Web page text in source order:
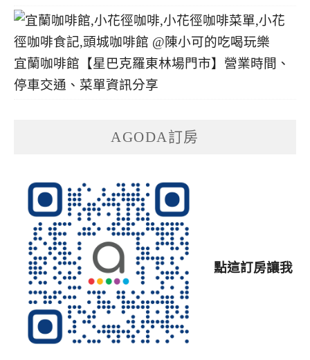
宜蘭咖啡館【星巴克羅東林場門市】營業時間、
停車交通、菜單資訊分享
AGODA訂房
點這訂房讓我